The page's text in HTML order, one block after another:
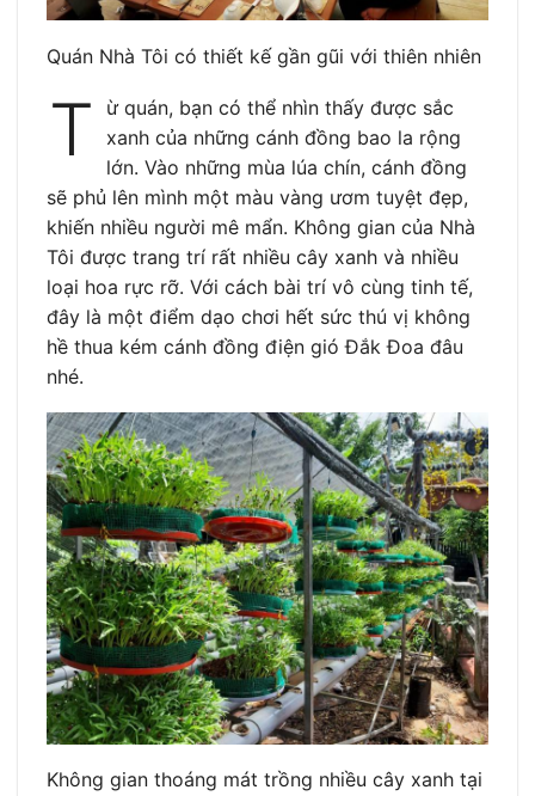
Quán Nhà Tôi có thiết kế gần gũi với thiên nhiên
T
ừ quán, bạn có thể nhìn thấy được sắc
xanh của những cánh đồng bao la rộng
lớn. Vào những mùa lúa chín, cánh đồng
sẽ phủ lên mình một màu vàng ươm tuyệt đẹp,
khiến nhiều người mê mẩn. Không gian của Nhà
Tôi được trang trí rất nhiều cây xanh và nhiều
loại hoa rực rỡ. Với cách bài trí vô cùng tinh tế,
đây là một điểm dạo chơi hết sức thú vị không
hề thua kém cánh đồng điện gió Đắk Đoa đâu
nhé.
Không gian thoáng mát trồng nhiều cây xanh tại